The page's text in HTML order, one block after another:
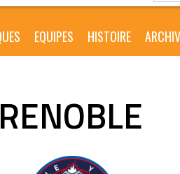
EQUIPES HISTOIRE